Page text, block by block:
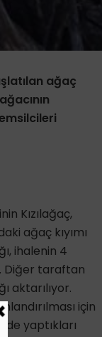
ağaç
Kızılağaç,
ağaç kıyımı
ihalenin 4
Diğer taraftan
aktarılıyor.
için
yaptıkları